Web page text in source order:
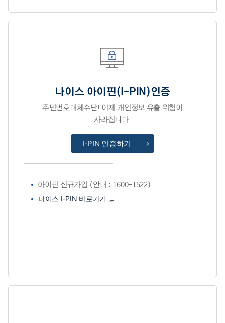
나이스 아이핀(I-PIN)인증
주민번호대체수단! 이제 개인정보 유출 위험이
사라집니다.
I-PIN 인증하기
아이핀 신규가입 (안내 : 1600-1522)
나이스 I-PIN 바로가기